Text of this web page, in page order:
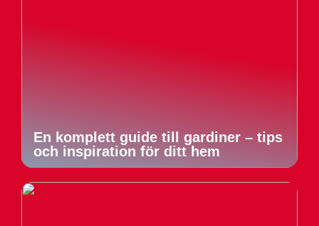
En komplett guide till gardiner – tips
och inspiration för ditt hem